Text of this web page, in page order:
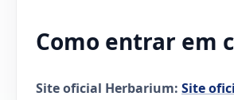
Como entrar em
Site oficial Herbarium: Site